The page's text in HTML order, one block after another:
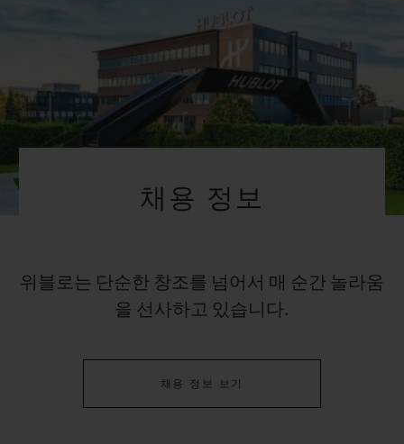
채용 정보
위블로는 단순한 창조를 넘어서 매 순간 놀라움
을 선사하고 있습니다.
채용 정보 보기
피치 세라믹
온라인 익스클
휴블로티스타 및 연장 보증
예상 배송일